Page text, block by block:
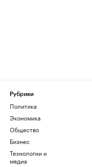
Рубрики
Политика
Экономика
Общество
Бизнес
Технологии и
медиа